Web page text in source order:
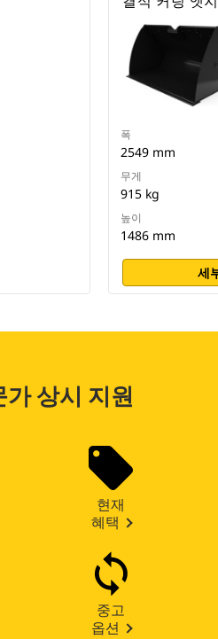
폭
2549 mm
무게
915 kg
높이
1486 mm
세
가 상시 지원
현재
혜택
중고
옵션